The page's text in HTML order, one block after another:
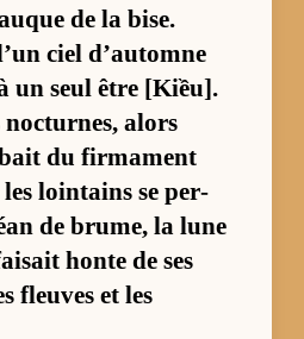
de la bise.
ciel d’au­tomne
un seul être [Kiều].
noc­tur­nes, alors
du fir­ma­ment
loin­tains se per­
de bru­me, la lune
honte de ses
fleuves et les